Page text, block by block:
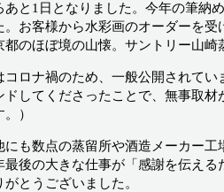
あと1日となりました。今年の筆納
。お客様から水彩画のオーダーを受
のほぼ境の山懐。サントリー山崎
コロナ禍のため、一般公開されてい
ドしてくださったことで、無事取材
）
にも数点の蒸留所や酒造メーカー工
最後の大きな仕事が「感謝を伝える
とうございました。